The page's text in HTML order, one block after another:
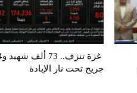
جريح تحت نار الإبادة